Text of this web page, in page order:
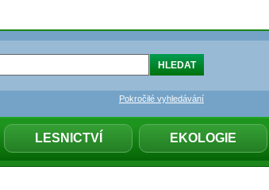
LESNICTVÍ EKOLOGIE
Pokročilé vyhledávání